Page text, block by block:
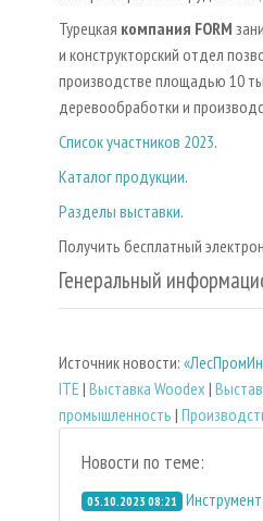
Турецкая компания FORM
и конструкторский отдел
производстве площадью 10
деревообработки и
Список участников 2023.
Каталог продукции.
Разделы выставки.
Получить бесплатный
Генеральный
Источник новости:
ITE | Выставка Woodex |
промышленность |
Новости по теме:
05.10.2023 08:21